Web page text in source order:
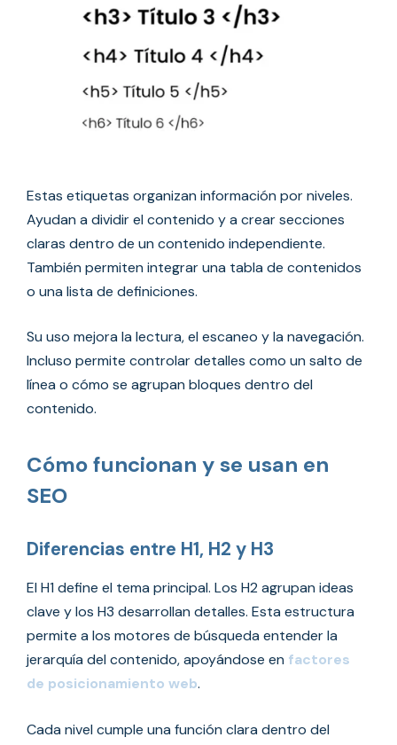
Estas etiquetas organizan información por niveles.
Ayudan a dividir el contenido y a crear secciones
claras dentro de un contenido independiente.
También permiten integrar una tabla de contenidos
o una lista de definiciones.
Su uso mejora la lectura, el escaneo y la navegación.
Incluso permite controlar detalles como un salto de
línea o cómo se agrupan bloques dentro del
contenido.
Cómo funcionan y se usan en
SEO
Diferencias entre H1, H2 y H3
El H1 define el tema principal. Los H2 agrupan ideas
clave y los H3 desarrollan detalles. Esta estructura
permite a los motores de búsqueda entender la
jerarquía del contenido, apoyándose en factores
de posicionamiento web.
Cada nivel cumple una función clara dentro del